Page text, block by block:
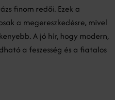
finom redői. Ezek a
a megereszkedésre, mivel
A jó hír, hogy modern,
a feszesség és a fiatalos